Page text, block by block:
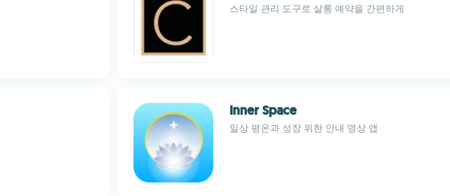
스타일 관리 도구로 살롱 예약을 간편하게
Inner Space
일상 평온과 성장 위한 안내 명상 앱